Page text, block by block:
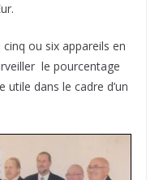
ou six appareils en
le pourcentage
dans le cadre d’un